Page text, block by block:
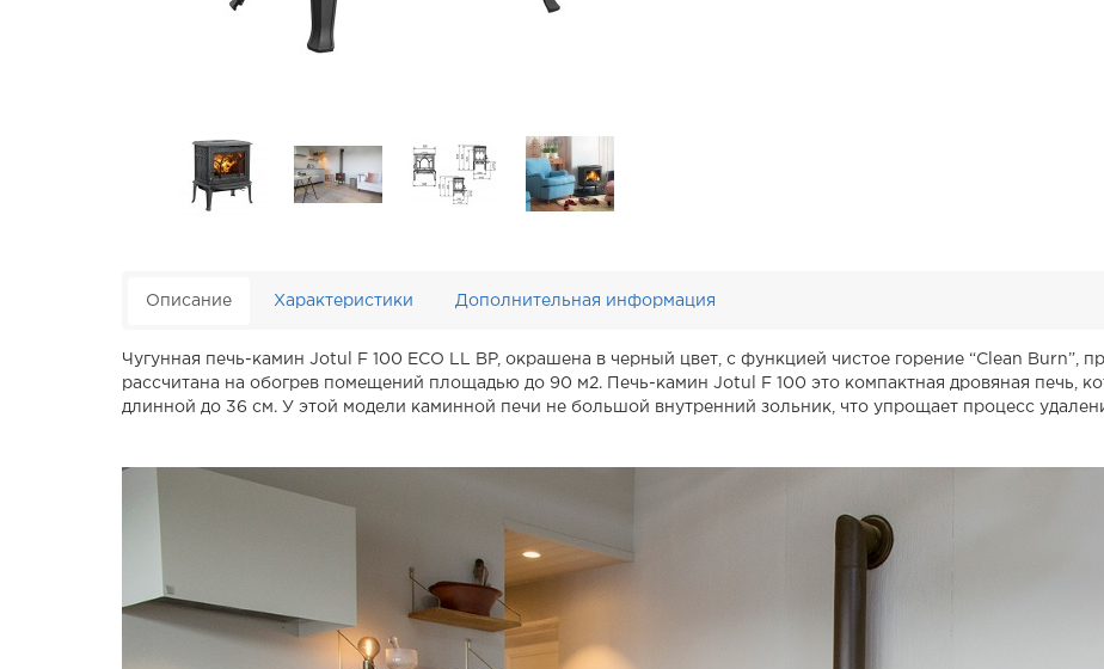
Описание Характеристики Дополнительная информация
Чугунная печь-камин Jotul F 100 ECO LL BP, окрашена в черный цвет, с функцией чистое горение “Clean Burn”,
рассчитана на обогрев помещений площадью до 90 м2. Печь-камин Jotul F 100 это компактная дровяная печь,
длинной до 36 см. У этой модели каминной печи не большой внутренний зольник, что упрощает процесс